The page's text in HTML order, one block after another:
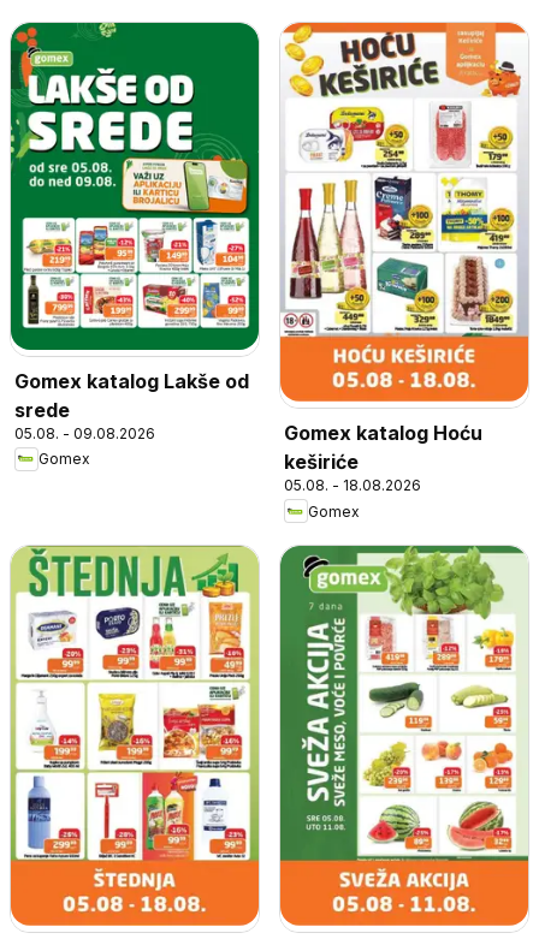
Gomex katalog Lakše od
srede
05.08. - 09.08.2026
Gomex
Gomex katalog Hoću
keširiće
05.08. - 18.08.2026
Gomex